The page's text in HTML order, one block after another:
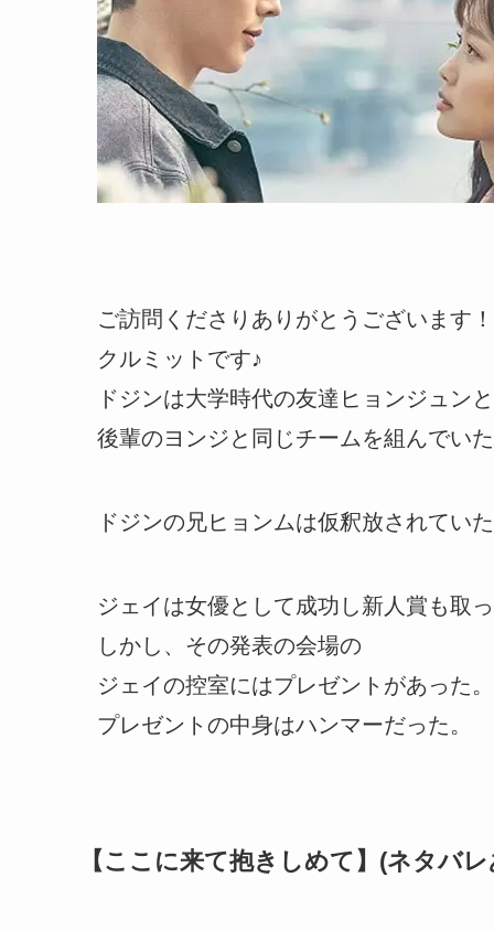
ご訪問くださりありがとうございます！
クルミットです♪
ドジンは大学時代の友達ヒョンジュンと
後輩のヨンジと同じチームを組んでい
ドジンの兄ヒョンムは仮釈放されてい
ジェイは女優として成功し新人賞も取
しかし、その発表の会場の
ジェイの控室にはプレゼントがあった。
プレゼントの中身はハンマーだった。
【ここに来て抱きしめて】(ネタバ